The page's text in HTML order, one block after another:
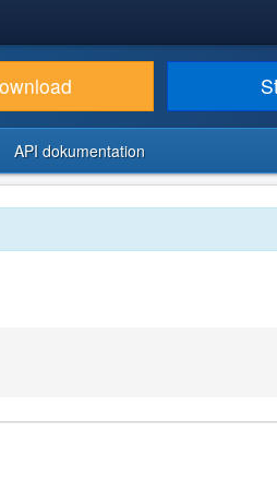
API dokumentation